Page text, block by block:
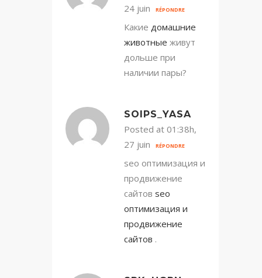
24 juin
RÉPONDRE
Какие домашние
животные живут
дольше при
наличии пары?
SOIPS_YASA
Posted at 01:38h,
27 juin
RÉPONDRE
seo оптимизация и
продвижение
сайтов seo
оптимизация и
продвижение
сайтов .